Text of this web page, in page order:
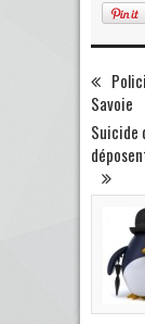
Savoie
Suicide